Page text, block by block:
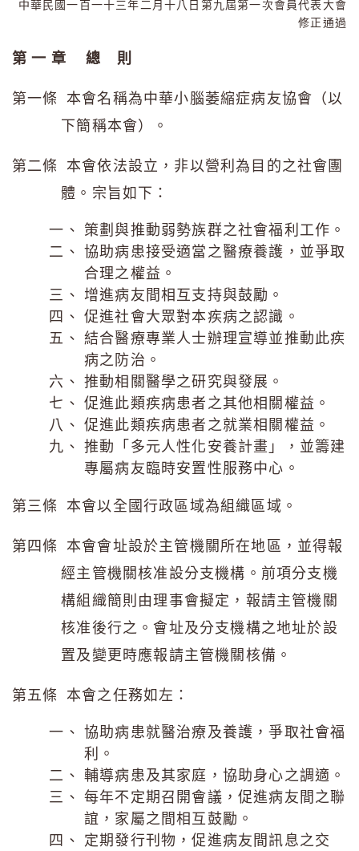
中華民國一百一十三年二月十八日第九屆第一次會員代表大會
修正通過
第 一 章 總 則
第一條 本會名稱為中華小腦萎縮症病友協會（以
下簡稱本會）。
第二條 本會依法設立，非以營利為目的之社會團
體。宗旨如下：
策劃與推動弱勢族群之社會福利工作。
協助病患接受適當之醫療養護，並爭取
合理之權益。
增進病友間相互支持與鼓勵。
促進社會大眾對本疾病之認識。
結合醫療專業人士辦理宣導並推動此疾
病之防治。
推動相關醫學之研究與發展。
促進此類疾病患者之其他相關權益。
促進此類疾病患者之就業相關權益。
推動「多元人性化安養計畫」，並籌建
專屬病友臨時安置性服務中心。
第三條 本會以全國行政區域為組織區域。
第四條 本會會址設於主管機關所在地區，並得報
經主管機關核准設分支機構。前項分支機
構組織簡則由理事會擬定，報請主管機關
核准後行之。會址及分支機構之地址於設
置及變更時應報請主管機關核備。
第五條 本會之任務如左：
協助病患就醫治療及養護，爭取社會福
利。
輔導病患及其家庭，協助身心之調適。
每年不定期召開會議，促進病友間之聯
誼，家屬之間相互鼓勵。
定期發行刊物，促進病友間訊息之交